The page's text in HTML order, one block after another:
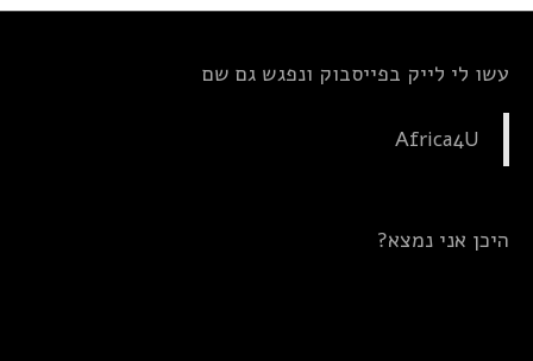
עשו לי לייק בפייסבוק ונפגש גם שם
Africa4U
היכן אני נמצא?